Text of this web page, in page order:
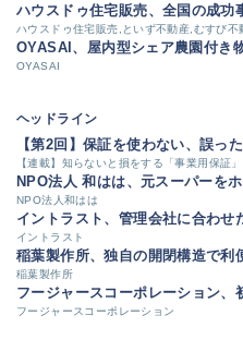
ハウスドゥ住宅販売、全国の成功
ハウスドゥ住宅販売,といず不動産,むすび不
OYASAI、屋内型シェア農園付き
OYASAI
ヘッドライン
【第2回】保証を使わない、誤っ
【連載】知らないと損をする「事業用保証
NPO法人 和はは、元スーパーを
NPO法人和はは
イントラスト、管理会社に合わせ
イントラスト
稲葉製作所、独自の開閉構造で利
稲葉製作所
フージャースコーポレーション、
フージャースコーポレーション